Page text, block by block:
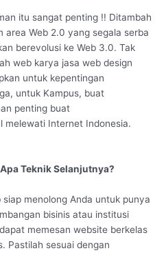
itu sangat penting !! Ditambah
area Web 2.0 yang segala serba
berevolusi ke Web 3.0. Tak
web karya jasa web design
untuk kepentingan
untuk Kampus, buat
penting buat
melewati Internet Indonesia.
Teknik Selanjutnya?
menolong Anda untuk punya
bisinis atau institusi
memesan website berkelas
Pastilah sesuai dengan